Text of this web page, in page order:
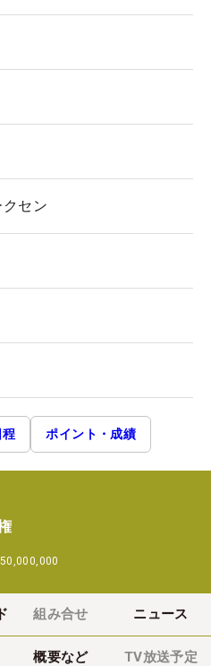
セン
程 ポイント・成績
組み合せ ニュース
概要など TV放送予定